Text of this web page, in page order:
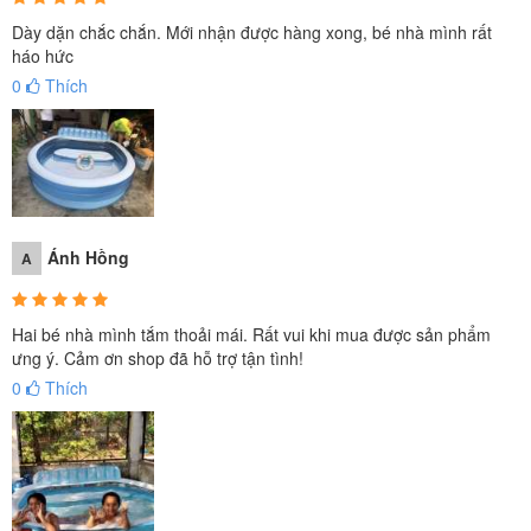
Dày dặn chắc chắn. Mới nhận được hàng xong, bé nhà mình rất
háo hức
0
Thích
A Ánh Hồng
Hai bé nhà mình tắm thoải mái. Rất vui khi mua được sản phẩm
ưng ý. Cảm ơn shop đã hỗ trợ tận tình!
0
Thích